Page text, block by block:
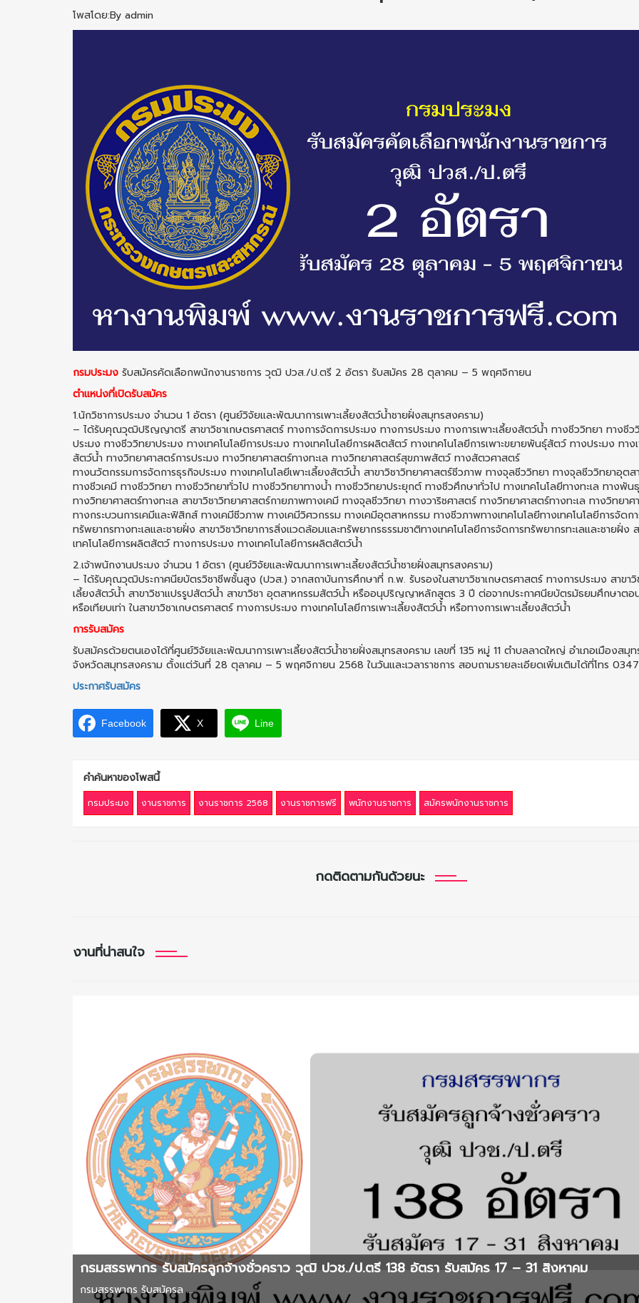
โพสโดย:By admin
กรมประมง รับสมัครคัดเลือกพนักงานราชการ วุฒิ ปวส./ป.ตรี 2 อัตรา รับสมัคร 28 ตุลาคม – 5 พฤศจิกายน
ตำแหน่งที่เปิดรับสมัคร
1.นักวิชาการประมง จำนวน 1 อัตรา (ศูนย์วิจัยและพัฒนาการเพาะเลี้ยงสัตว์น้ำชายฝั่งสมุทรสงคราม)
– ได้รับคุณวุฒิปริญญาตรี สาขาวิชาเกษตรศาสตร์ ทางการจัดการประมง ทางการประมง ทางการเพาะเลี้ยงสัตว์น้ำ ทางชีววิทยา ทางชีว
ประมง ทางชีววิทยาประมง ทางเทคโนโลยีการประมง ทางเทคโนโลยีการผลิตสัตว์ ทางเทคโนโลยีการเพาะขยายพันธุ์สัตว์ ทางประมง ทาง
สัตว์น้ำ ทางวิทยาศาสตร์การประมง ทางวิทยาศาสตร์ทางทะเล ทางวิทยาศาสตร์สุขภาพสัตว์ ทางสัตวศาสตร์
ทางนวัตกรรมการจัดการธุรกิจประมง ทางเทคโนโลยีเพาะเลี้ยงสัตว์น้ำ สาขาวิชาวิทยาศาสตร์ชีวภาพ ทางจุลชีววิทยา ทางจุลชีววิทยาอุตส
ทางชีวเคมี ทางชีววิทยา ทางชีววิทยาทั่วไป ทางชีววิทยาทางน้ำ ทางชีววิทยาประยุกต์ ทางชีวศึกษาทั่วไป ทางเทคโนโลยีทางทะเล ทางพัน
ทางวิทยาศาสตร์ทางทะเล สาขาวิชาวิทยาศาสตร์กายภาพทางเคมี ทางจุลชีววิทยา ทางวาริชศาสตร์ ทางวิทยาศาสตร์ทางทะเล ทางวิทยาศ
ทางกระบวนการเคมีและฟิสิกส์ ทางเคมีชีวภาพ ทางเคมีวิศวกรรม ทางเคมีอุตสาหกรรม ทางชีวภาพทางเทคโนโลยีทางเทคโนโลยีการจัดก
ทรัพยากรทางทะเลและชายฝั่ง สาขาวิชาวิทยาการสิ่งแวดล้อมและทรัพยากรธรรมชาติทางเทคโนโลยีการจัดการทรัพยากรทะเลและชายฝั่ง
เทคโนโลยีการผลิตสัตว์ ทางการประมง ทางเทคโนโลยีการผลิตสัตว์น้ำ
2.เจ้าพนักงานประมง จำนวน 1 อัตรา (ศูนย์วิจัยและพัฒนาการเพาะเลี้ยงสัตว์น้ำชายฝั่งสมุทรสงคราม)
– ได้รับคุณวุฒิประกาศนียบัตรวิชาชีพชั้นสูง (ปวส.) จากสถาบันการศึกษาที่ ก.พ. รับรองในสาขาวิชาเกษตรศาสตร์ ทางการประมง สาขาวิ
เลี้ยงสัตว์น้ำ สาขาวิชาแปรรูปสัตว์น้ํา สาขาวิชา อุตสาหกรรมสัตว์น้ำ หรืออนุปริญญาหลักสูตร 3 ปี ต่อจากประกาศนียบัตรมัธยมศึกษาตอ
หรือเทียบเท่า ในสาขาวิชาเกษตรศาสตร์ ทางการประมง ทางเทคโนโลยีการเพาะเลี้ยงสัตว์น้ำ หรือทางการเพาะเลี้ยงสัตว์น้ำ
การรับสมัคร
รับสมัครด้วยตนเองได้ที่ศูนย์วิจัยและพัฒนาการเพาะเลี้ยงสัตว์น้ําชายฝั่งสมุทรสงคราม เลขที่ 135 หมู่ 11 ตําบลลาดใหญ่ อําเภอเมืองสมุท
จังหวัดสมุทรสงคราม ตั้งแต่วันที่ 28 ตุลาคม – 5 พฤศจิกายน 2568 ในวันและเวลาราชการ สอบถามรายละเอียดเพิ่มเติมได้ที่โทร
ประกาศรับสมัคร
Facebook X Line
คำค้นหาของโพสนี้
กรมประมง งานราชการ งานราชการ 2568 งานราชการฟรี พนักงานราชการ สมัครพนักงานราชการ
กดติดตามกันด้วยนะ
งานที่น่าสนใจ
กรมสรรพากร รับสมัครลูกจ้างชั่วคราว วุฒิ ปวช./ป.ตรี 138 อัตรา รับสมัคร 17 – 31 สิงหาคม
กรมสรรพากร รับสมัครล ...